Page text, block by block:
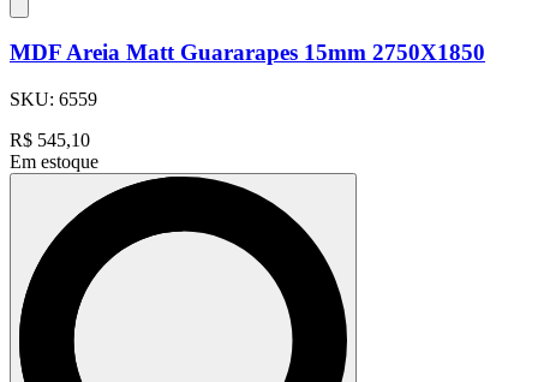
MDF Areia Matt Guararapes 15mm 2750X1850
SKU: 6559
R$ 545,10
Em estoque